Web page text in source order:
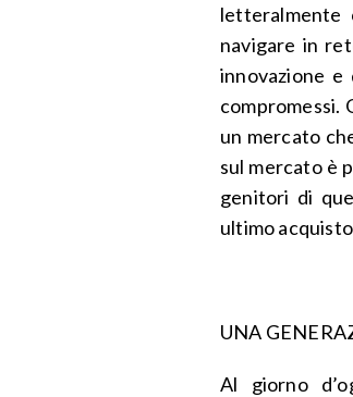
letteralmente
navigare in
innovazione e
compromessi.
un mercato
sul mercato è
genitori di
ultimo
UNA
Al giorno